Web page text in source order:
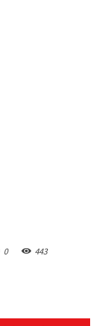
0 443